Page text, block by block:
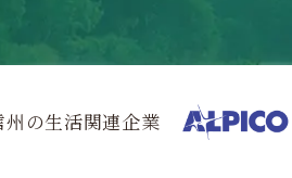
州の生活関連企業